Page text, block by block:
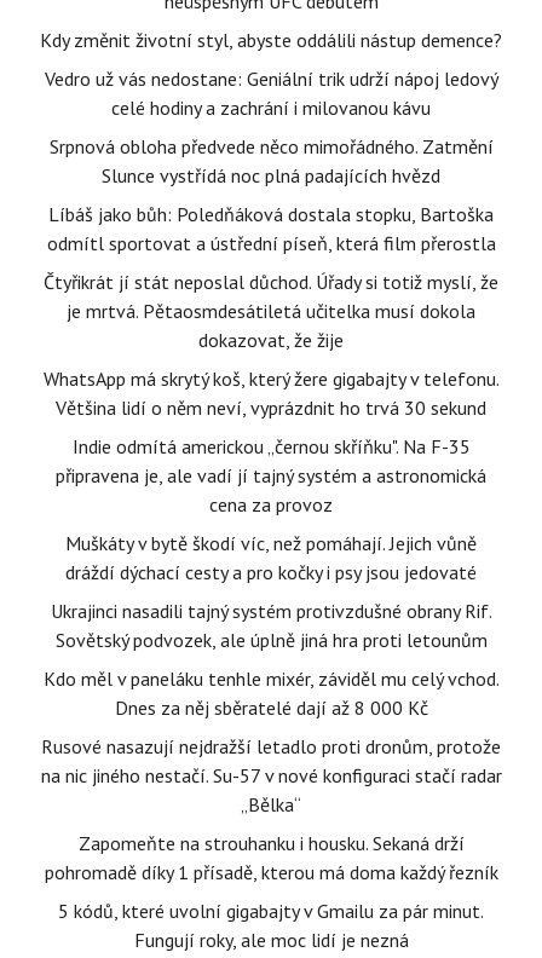
Kdy změnit životní styl, abyste oddálili nástup demence?
Vedro už vás nedostane: Geniální trik udrží nápoj ledový
celé hodiny a zachrání i milovanou kávu
Srpnová obloha předvede něco mimořádného. Zatmění
Slunce vystřídá noc plná padajících hvězd
Líbáš jako bůh: Poledňáková dostala stopku, Bartoška
odmítl sportovat a ústřední píseň, která film přerostla
Čtyřikrát jí stát neposlal důchod. Úřady si totiž myslí, že
je mrtvá. Pětaosmdesátiletá učitelka musí dokola
dokazovat, že žije
WhatsApp má skrytý koš, který žere gigabajty v telefonu.
Většina lidí o něm neví, vyprázdnit ho trvá 30 sekund
Indie odmítá americkou „černou skříňku". Na F-35
připravena je, ale vadí jí tajný systém a astronomická
cena za provoz
Muškáty v bytě škodí víc, než pomáhají. Jejich vůně
dráždí dýchací cesty a pro kočky i psy jsou jedovaté
Ukrajinci nasadili tajný systém protivzdušné obrany Rif.
Sovětský podvozek, ale úplně jiná hra proti letounům
Kdo měl v paneláku tenhle mixér, záviděl mu celý vchod.
Dnes za něj sběratelé dají až 8 000 Kč
Rusové nasazují nejdražší letadlo proti dronům, protože
na nic jiného nestačí. Su-57 v nové konfiguraci stačí radar
„Bělka“
Zapomeňte na strouhanku i housku. Sekaná drží
pohromadě díky 1 přísadě, kterou má doma každý řezník
5 kódů, které uvolní gigabajty v Gmailu za pár minut.
Fungují roky, ale moc lidí je nezná